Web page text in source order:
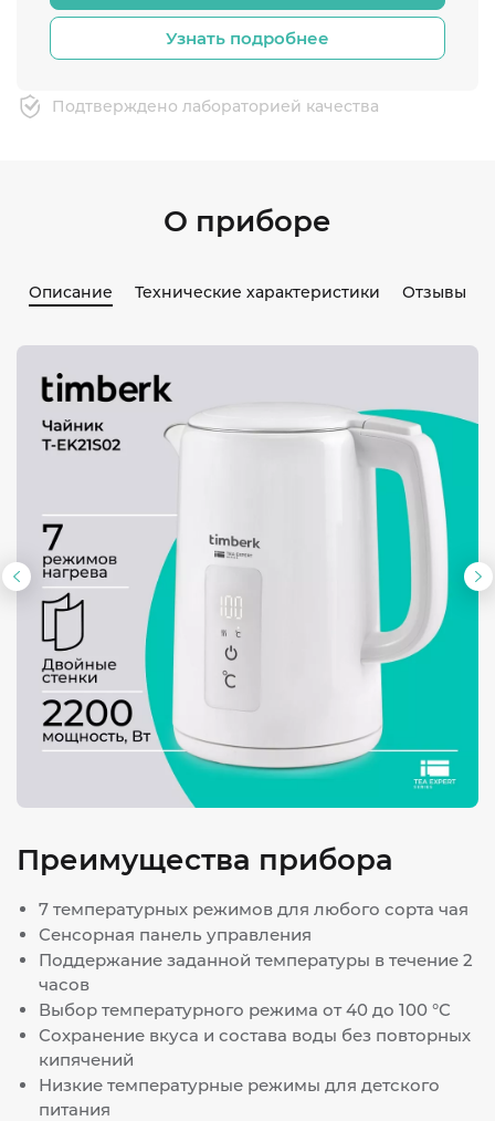
Узнать подробнее
Подтверждено лабораторией качества
О приборе
Описание Технические характеристики Отзывы
Предыдущий
слайд
Преимущества прибора
7 температурных режимов для любого сорта чая
Сенсорная панель управления
Поддержание заданной температуры в течение 2
часов
Выбор температурного режима от 40 до 100 °С
Сохранение вкуса и состава воды без повторных
кипячений
Низкие температурные режимы для детского
питания